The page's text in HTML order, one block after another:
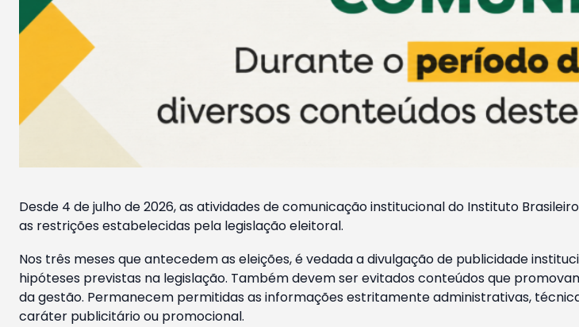
Desde 4 de julho de 2026, as atividades de comunicação institucional do Instituto
as restrições estabelecidas pela legislação eleitoral.
Nos três meses que antecedem as eleições, é vedada a divulgação de publicidade
hipóteses previstas na legislação. Também devem ser evitados conteúdos que
da gestão. Permanecem permitidas as informações estritamente administrativas,
caráter publicitário ou promocional.